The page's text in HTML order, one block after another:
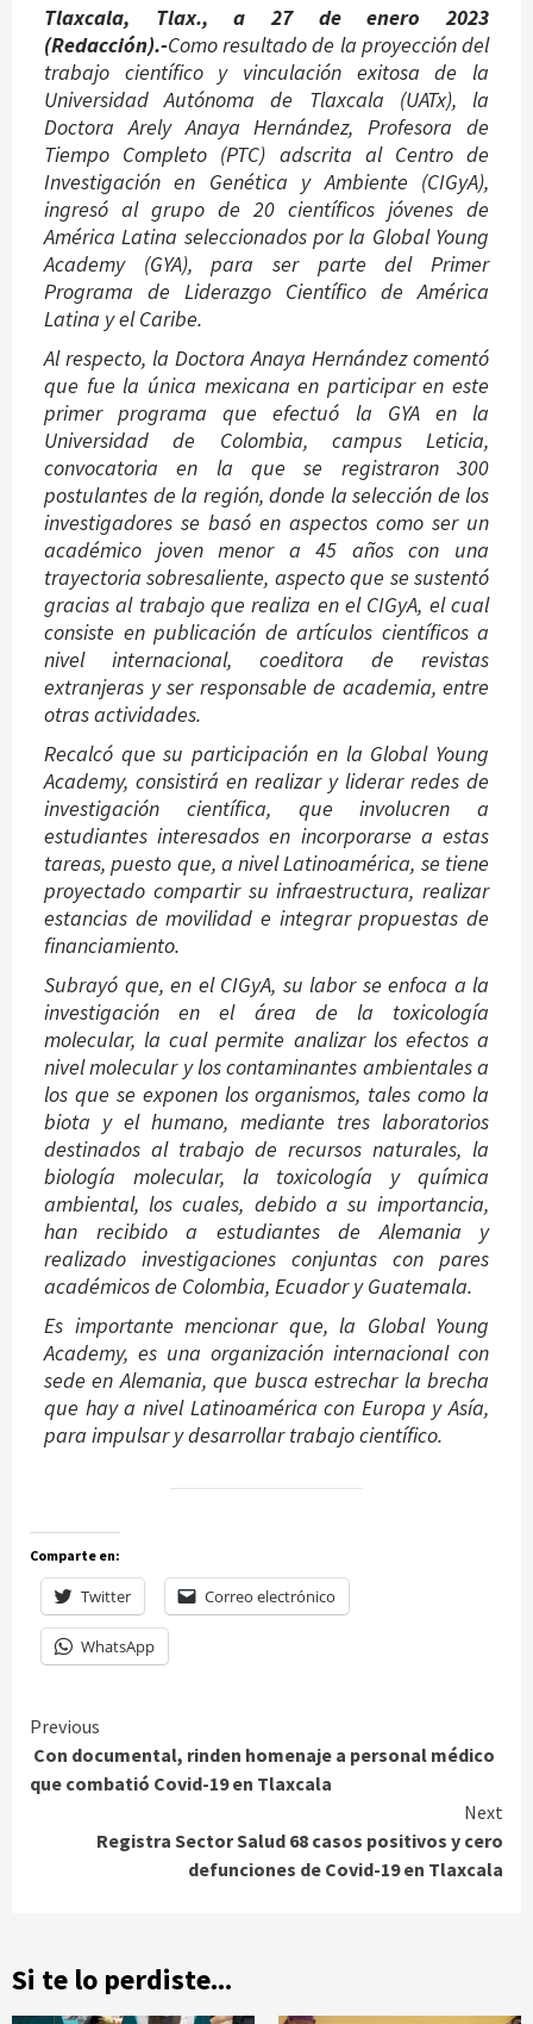
Tlaxcala, Tlax., a 27 de enero 2023
(Redacción).-Como resultado de la proyección del
trabajo científico y vinculación exitosa de la
Universidad Autónoma de Tlaxcala (UATx), la
Doctora Arely Anaya Hernández, Profesora de
Tiempo Completo (PTC) adscrita al Centro de
Investigación en Genética y Ambiente (CIGyA),
ingresó al grupo de 20 científicos jóvenes de
América Latina seleccionados por la Global Young
Academy (GYA), para ser parte del Primer
Programa de Liderazgo Científico de América
Latina y el Caribe.
Al respecto, la Doctora Anaya Hernández comentó
que fue la única mexicana en participar en este
primer programa que efectuó la GYA en la
Universidad de Colombia, campus Leticia,
convocatoria en la que se registraron 300
postulantes de la región, donde la selección de los
investigadores se basó en aspectos como ser un
académico joven menor a 45 años con una
trayectoria sobresaliente, aspecto que se sustentó
gracias al trabajo que realiza en el CIGyA, el cual
consiste en publicación de artículos científicos a
nivel internacional, coeditora de revistas
extranjeras y ser responsable de academia, entre
otras actividades.
Recalcó que su participación en la Global Young
Academy, consistirá en realizar y liderar redes de
investigación científica, que involucren a
estudiantes interesados en incorporarse a estas
tareas, puesto que, a nivel Latinoamérica, se tiene
proyectado compartir su infraestructura, realizar
estancias de movilidad e integrar propuestas de
financiamiento.
Subrayó que, en el CIGyA, su labor se enfoca a la
investigación en el área de la toxicología
molecular, la cual permite analizar los efectos a
nivel molecular y los contaminantes ambientales a
los que se exponen los organismos, tales como la
biota y el humano, mediante tres laboratorios
destinados al trabajo de recursos naturales, la
biología molecular, la toxicología y química
ambiental, los cuales, debido a su importancia,
han recibido a estudiantes de Alemania y
realizado investigaciones conjuntas con pares
académicos de Colombia, Ecuador y Guatemala.
Es importante mencionar que, la Global Young
Academy, es una organización internacional con
sede en Alemania, que busca estrechar la brecha
que hay a nivel Latinoamérica con Europa y Asía,
para impulsar y desarrollar trabajo científico.
Comparte en:
Twitter Correo electrónico
WhatsApp
Continue
Reading
Previous
Con documental, rinden homenaje a personal médico
que combatió Covid-19 en Tlaxcala
Next
Registra Sector Salud 68 casos positivos y cero
defunciones de Covid-19 en Tlaxcala
Si te lo perdiste...